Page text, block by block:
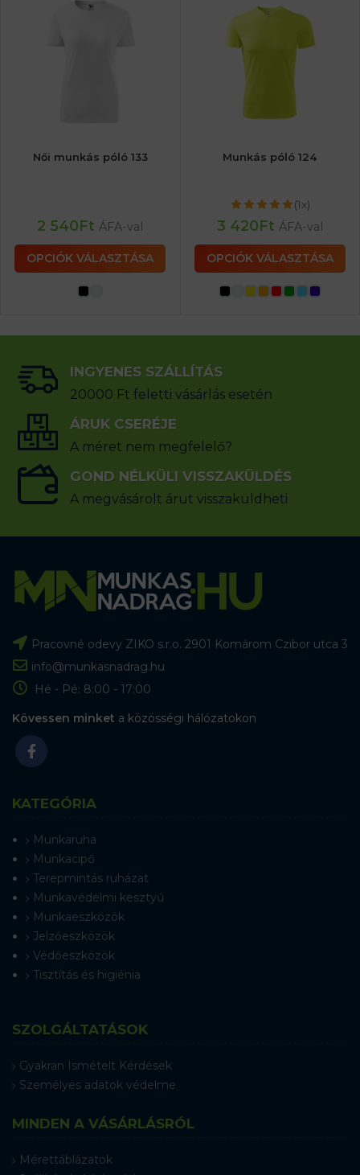
Női munkás póló 133
2 540Ft ÁFA-val
OPCIÓK VÁLASZTÁSA
Munkás póló 124
(1x)
3 420Ft ÁFA-val
OPCIÓK VÁLASZTÁSA
INGYENES SZÁLLÍTÁS
20000 Ft feletti vásárlás esetén
ÁRUK CSERÉJE
A méret nem megfelelő?
GOND NÉLKÜLI VISSZAKÜLDÉS
A megvásárolt árut visszaküldheti
Pracovné odevy ZIKO s.r.o. 2901 Komárom Czibor utca 3
info@munkasnadrag.hu
Hé - Pé: 8:00 - 17:00
Kövessen minket a közösségi hálózatokon
KATEGÓRIA
Munkaruha
Munkacipő
Terepmintás ruházat
Munkavédelmi kesztyű
Munkaeszközök
Jelzőeszközök
Védőeszközök
Tisztítás és higiénia
SZOLGÁLTATÁSOK
Gyakran Ismételt Kérdések
Személyes adatok védelme
MINDEN A VÁSÁRLÁSRÓL
Mérettáblázatok